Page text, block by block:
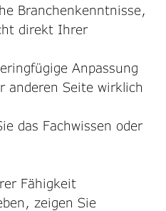
Branchenkenntnisse,
direkt Ihrer
Anpassung
anderen Seite wirklich
das Fachwissen oder
Fähigkeit
zeigen Sie